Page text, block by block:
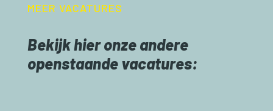
MEER VACATURES
Bekijk hier onze andere
openstaande vacatures: